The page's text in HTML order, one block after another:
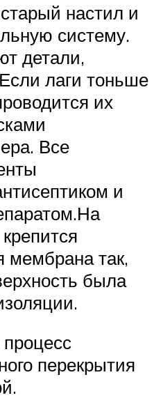
настил и
систему.
детали,
лаги тоньше
их
Все
и
мембрана так,
была
перекрытия